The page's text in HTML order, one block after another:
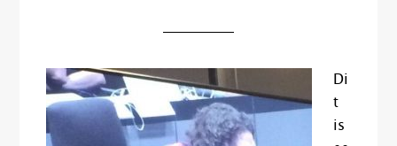
Di
t
is